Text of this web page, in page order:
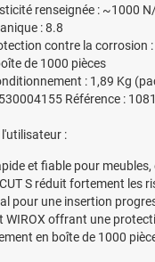
renseignée : ~1000
: 8.8
contre la corrosion
de 1000 pièces
: 1,89 Kg
Référence :
:
et fiable pour
S réduit fortement les
pour une insertion
WIROX offrant une
en boîte de 1000